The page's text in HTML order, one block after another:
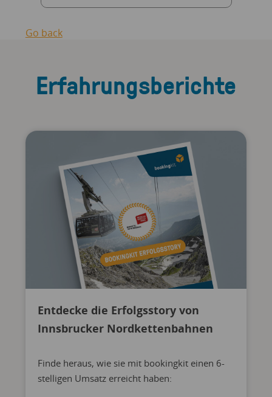
Go back
Erfahrungsberichte
Entdecke die Erfolgsstory von
Innsbrucker Nordkettenbahnen
Finde heraus, wie sie mit bookingkit einen 6-
stelligen Umsatz erreicht haben: